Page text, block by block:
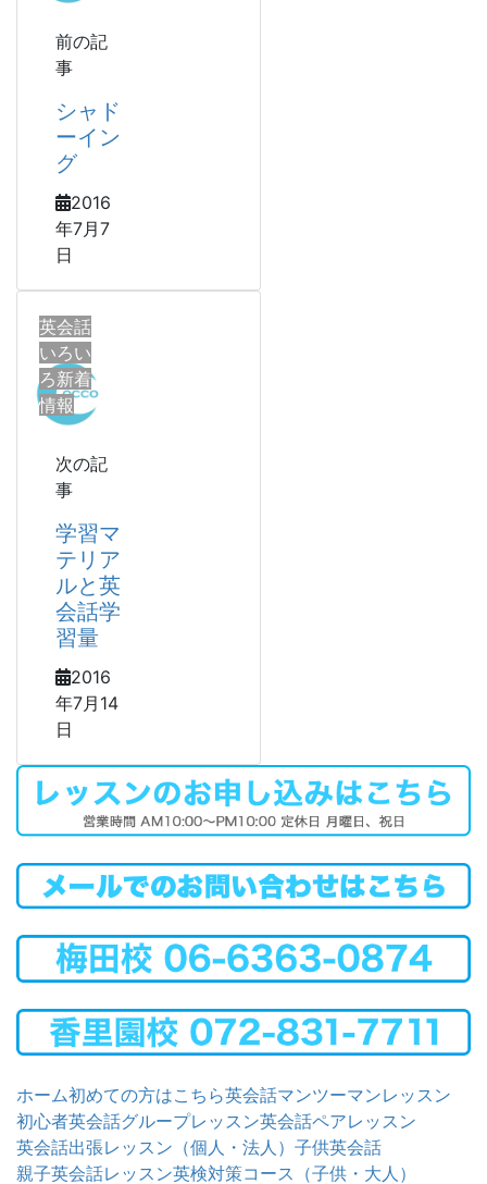
前の記
事
シャド
ーイン
グ
2016
年7月7
日
英会話
いろい
ろ新着
情報
次の記
事
学習マ
テリア
ルと英
会話学
習量
2016
年7月14
日
ホーム初めての方はこちら英会話マンツーマンレッスン
初心者英会話グループレッスン英会話ペアレッスン
英会話出張レッスン（個人・法人） 子供英会話
親子英会話レッスン英検対策コース（子供・大人）